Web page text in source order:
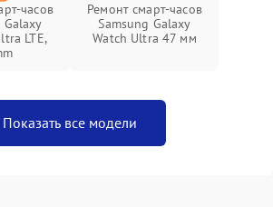
часов
Galaxy
LTE,
Ремонт смарт-часов
Samsung Galaxy
Watch Ultra 47 мм
Показать все модели